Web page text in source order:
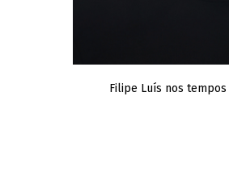
Filipe Luís nos